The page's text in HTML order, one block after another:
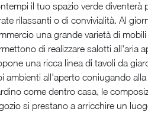
il tuo spazio verde diventerà
rilassanti o di convivialità. Al
una grande varietà di
di realizzare salotti all'aria
una ricca linea di tavoli da
ambienti all'aperto coniugando
come dentro casa, le
si prestano a arricchire un